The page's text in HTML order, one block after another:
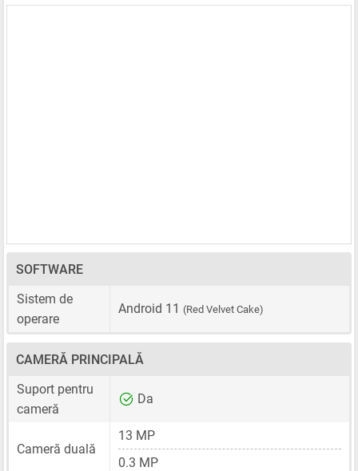
SOFTWARE
Sistem de
operare
Android 11 (Red Velvet Cake)
CAMERĂ PRINCIPALĂ
Suport pentru
cameră
Da
Cameră duală
13 MP
0.3 MP